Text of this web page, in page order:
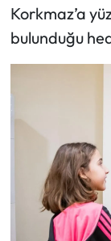
Korkmaz’a
bulunduğu